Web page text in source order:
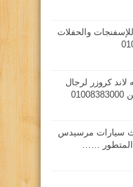
والحفلات
كروزر لرجال
سيارات مرسيدس